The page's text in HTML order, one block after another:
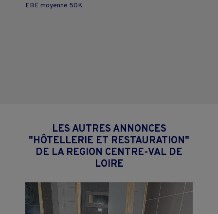
EBE moyenne 50K
LES AUTRES ANNONCES
"HÔTELLERIE ET RESTAURATION"
DE LA REGION CENTRE-VAL DE
LOIRE